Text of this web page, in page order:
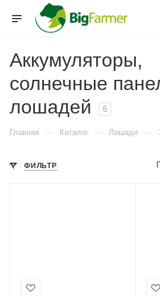
Аккумуляторы,
солнечные
лошадей
6
Главная — Каталог — Лошади —
ФИЛЬТР